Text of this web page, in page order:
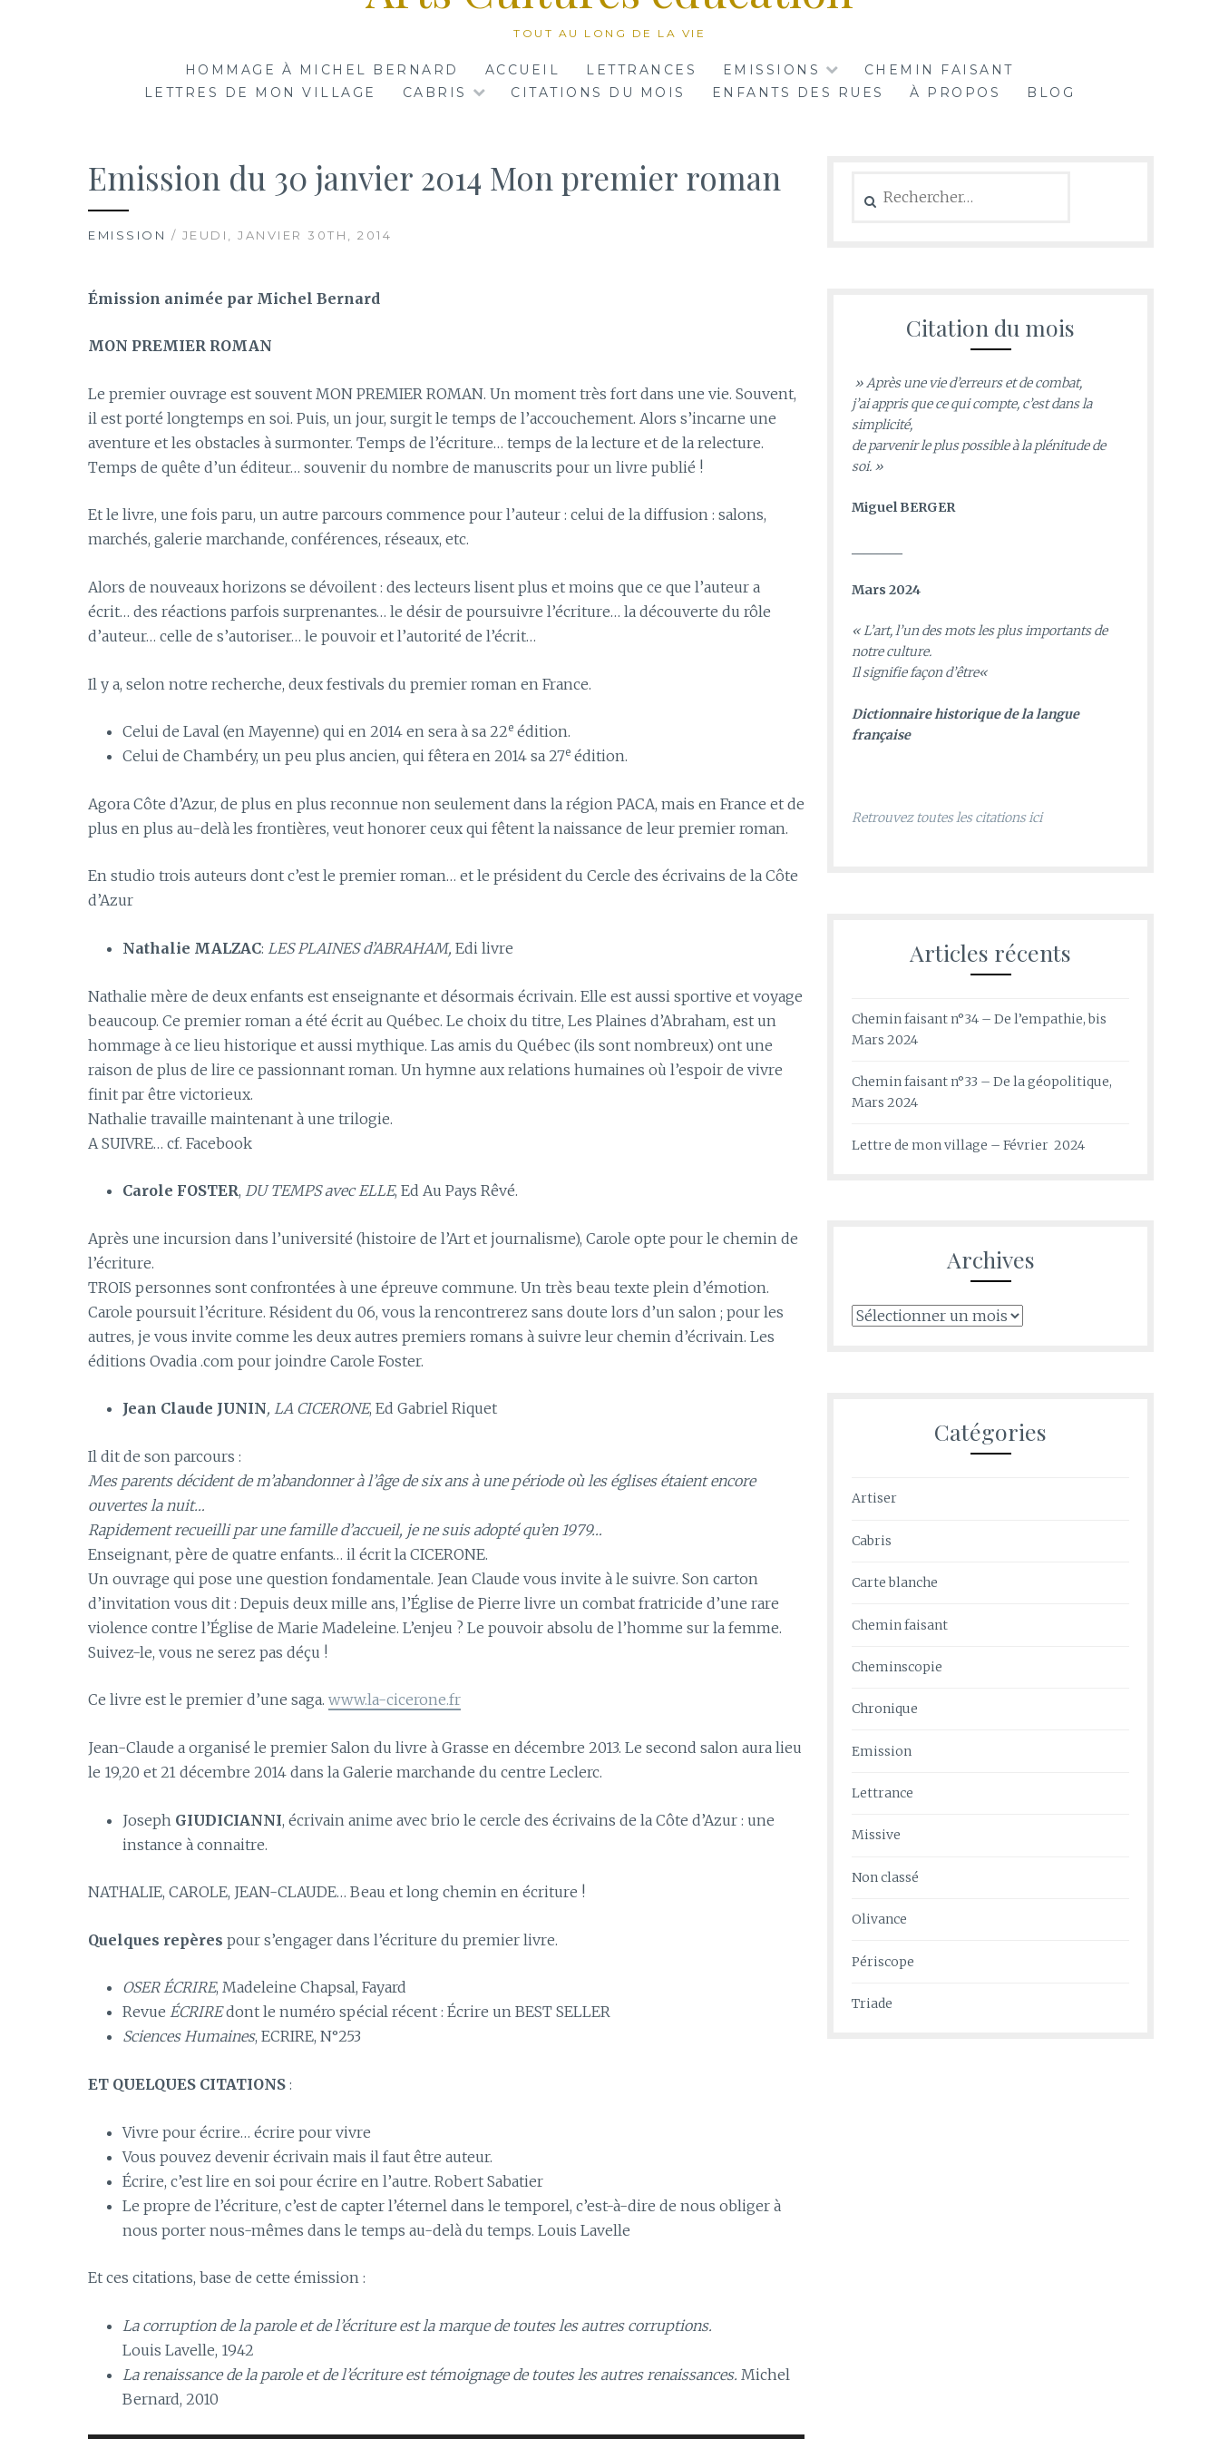
TOUT AU LONG DE LA VIE
HOMMAGE À MICHEL BERNARD ACCUEIL LETTRANCES EMISSIONS
CHEMIN FAISANT
LETTRES DE MON VILLAGE
CABRIS CITATIONS DU MOIS ENFANTS DES RUES À PROPOS BLOG
Emission du 30 janvier 2014 Mon premier roman
EMISSION / JEUDI, JANVIER 30TH, 2014
Émission animée par Michel Bernard
MON PREMIER ROMAN
Le premier ouvrage est souvent MON PREMIER ROMAN. Un moment très fort dans une vie. Souvent,
il est porté longtemps en soi. Puis, un jour, surgit le temps de l’accouchement. Alors s’incarne une
aventure et les obstacles à surmonter. Temps de l’écriture… temps de la lecture et de la relecture.
Temps de quête d’un éditeur… souvenir du nombre de manuscrits pour un livre publié !
Et le livre, une fois paru, un autre parcours commence pour l’auteur : celui de la diffusion : salons,
marchés, galerie marchande, conférences, réseaux, etc.
Alors de nouveaux horizons se dévoilent : des lecteurs lisent plus et moins que ce que l’auteur a
écrit… des réactions parfois surprenantes… le désir de poursuivre l’écriture… la découverte du rôle
d’auteur… celle de s’autoriser… le pouvoir et l’autorité de l’écrit…
Il y a, selon notre recherche, deux festivals du premier roman en France.
Celui de Laval (en Mayenne) qui en 2014 en sera à sa 22e édition.
Celui de Chambéry, un peu plus ancien, qui fêtera en 2014 sa 27e édition.
Agora Côte d’Azur, de plus en plus reconnue non seulement dans la région PACA, mais en France et de
plus en plus au-delà les frontières, veut honorer ceux qui fêtent la naissance de leur premier roman.
En studio trois auteurs dont c’est le premier roman… et le président du Cercle des écrivains de la Côte
d’Azur
Nathalie MALZAC: LES PLAINES d’ABRAHAM, Edi livre
Nathalie mère de deux enfants est enseignante et désormais écrivain. Elle est aussi sportive et voyage
beaucoup. Ce premier roman a été écrit au Québec. Le choix du titre, Les Plaines d’Abraham, est un
hommage à ce lieu historique et aussi mythique. Las amis du Québec (ils sont nombreux) ont une
raison de plus de lire ce passionnant roman. Un hymne aux relations humaines où l’espoir de vivre
finit par être victorieux.
Nathalie travaille maintenant à une trilogie.
A SUIVRE… cf. Facebook
Carole FOSTER,DU TEMPS avec ELLE, Ed Au Pays Rêvé.
Après une incursion dans l’université (histoire de l’Art et journalisme), Carole opte pour le chemin de
l’écriture.
TROIS personnes sont confrontées à une épreuve commune. Un très beau texte plein d’émotion.
Carole poursuit l’écriture. Résident du 06, vous la rencontrerez sans doute lors d’un salon ; pour les
autres, je vous invite comme les deux autres premiers romans à suivre leur chemin d’écrivain. Les
éditions Ovadia .com pour joindre Carole Foster.
Jean Claude JUNIN, LA CICERONE, Ed Gabriel Riquet
Il dit de son parcours :
Mes parents décident de m’abandonner à l’âge de six ans à une période où les églises étaient encore
ouvertes la nuit…
Rapidement recueilli par une famille d’accueil, je ne suis adopté qu’en 1979…
Enseignant, père de quatre enfants… il écrit la CICERONE.
Un ouvrage qui pose une question fondamentale. Jean Claude vous invite à le suivre. Son carton
d’invitation vous dit : Depuis deux mille ans, l’Église de Pierre livre un combat fratricide d’une rare
violence contre l’Église de Marie Madeleine. L’enjeu ? Le pouvoir absolu de l’homme sur la femme.
Suivez-le, vous ne serez pas déçu !
Ce livre est le premier d’une saga. www.la-cicerone.fr
Jean-Claude a organisé le premier Salon du livre à Grasse en décembre 2013. Le second salon aura lieu
le 19,20 et 21 décembre 2014 dans la Galerie marchande du centre Leclerc.
Joseph GIUDICIANNI, écrivain anime avec brio le cercle des écrivains de la Côte d’Azur : une
instance à connaitre.
NATHALIE, CAROLE, JEAN-CLAUDE… Beau et long chemin en écriture !
Quelques repères pour s’engager dans l’écriture du premier livre.
OSER ÉCRIRE, Madeleine Chapsal, Fayard
RevueÉCRIREdont le numéro spécial récent : Écrire un BEST SELLER
Sciences Humaines, ECRIRE, N°253
ET QUELQUES CITATIONS :
Vivre pour écrire… écrire pour vivre
Vous pouvez devenir écrivain mais il faut être auteur.
Écrire, c’est lire en soi pour écrire en l’autre. Robert Sabatier
Le propre de l’écriture, c’est de capter l’éternel dans le temporel, c’est-à-dire de nous obliger à
nous porter nous-mêmes dans le temps au-delà du temps. Louis Lavelle
Et ces citations, base de cette émission :
La corruption de la parole et de l’écriture est la marque de toutes les autres corruptions.
Louis Lavelle, 1942
La renaissance de la parole et de l’écriture est témoignage de toutes les autres renaissances. Michel
Bernard, 2010
Citation du mois
» Après une vie d’erreurs et de combat,
j’ai appris que ce qui compte, c’est dans la
simplicité,
de parvenir le plus possible à la plénitude de
soi. »
Miguel BERGER
Mars 2024
«L’art, l’un des mots les plus importants de
notre culture.
Il signifie façon d’être«
Dictionnaire historique de la langue
française
Retrouvez toutes les citations ici
Articles récents
Chemin faisant n°34 – De l’empathie, bis
Mars 2024
Chemin faisant n°33 – De la géopolitique,
Mars 2024
Lettre de mon village – Février 2024
Archives
Archives
Catégories
Artiser
Cabris
Carte blanche
Chemin faisant
Cheminscopie
Chronique
Emission
Lettrance
Missive
Non classé
Olivance
Périscope
Triade